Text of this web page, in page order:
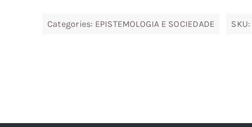
Categories: EPISTEMOLOGIA E SOCIEDADE SKU: